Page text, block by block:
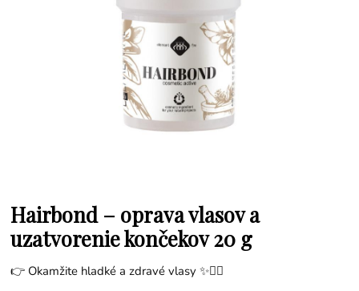
Hairbond – oprava vlasov a
uzatvorenie končekov 20 g
👉 Okamžite hladké a zdravé vlasy ✨💇‍♀️